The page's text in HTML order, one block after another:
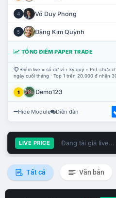
4 Võ Duy Phong
5 Đặng Kim Quỳnh
TỔNG ĐIỂM PAPER TRADE
Điểm live = số dư ví + ký quỹ + PnL chưa
ngày cuối tháng · Top 1 trên 20.000 đ nhận
1 Demo123
Hide Module Diễn đàn
LIVE PRICE Đang tải giá live...
Tất cả Văn bản